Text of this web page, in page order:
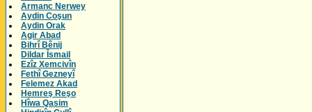
Armanc Nerwey
Aydin Coşun
Aydin Orak
Agir Abad
Bihrî Bênij
Dildar Îsmail
Ezîz Xemcivîn
Fethî Gezneyî
Felemez Akad
Hemreş Reşo
Hîwa Qasim